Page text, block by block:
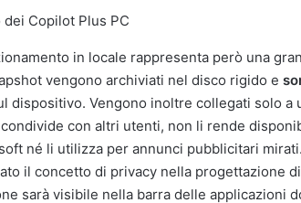
dei Copilot Plus PC
in locale rappresenta però una
vengono archiviati nel disco rigido e
dispositivo. Vengono inoltre collegati solo
con altri utenti, non li rende
né li utilizza per annunci pubblicitari
il concetto di privacy nella progettazione di
sarà visibile nella barra delle applicazioni